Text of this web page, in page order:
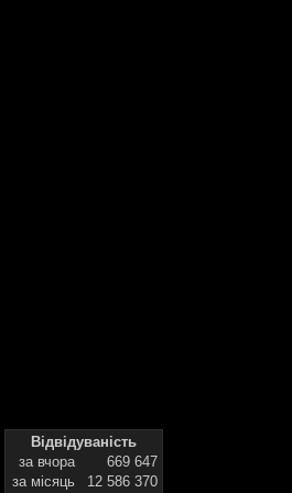
Відвідуваність
за вчора
669 647
за місяць
12 586 370